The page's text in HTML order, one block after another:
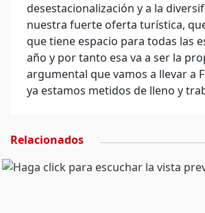
desestacionalización y a la
nuestra fuerte oferta turística,
que tiene espacio para todas las
año y por tanto esa va a ser la
argumental que vamos a llevar a
ya estamos metidos de lleno y
Relacionados